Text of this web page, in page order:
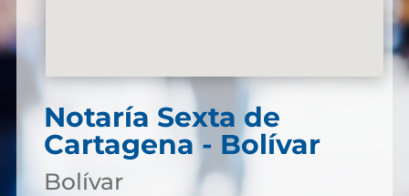
Notaría Sexta de
Cartagena - Bolívar
Bolívar